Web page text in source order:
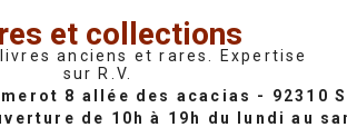
et collections
anciens et rares. Expertise
sur R.V.